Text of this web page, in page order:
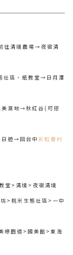
往清境農場→夜宿清
紙教堂→日月潭
→秋紅谷(可搭
→回台中 彩虹眷村
清境>夜宿清境
生態社區>一中
綠園道>國美館>東海